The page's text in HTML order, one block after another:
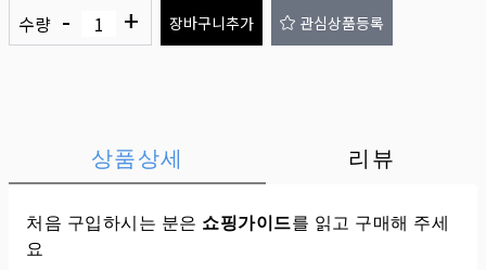
수량 - + 장바구니추가 관심상품등록
상품상세 리뷰
처음 구입하시는 분은 쇼핑가이드를 읽고 구매해 주세
요